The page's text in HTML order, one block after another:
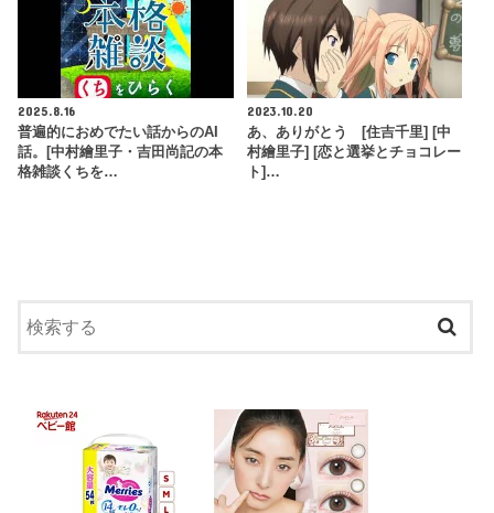
2025.8.16
普遍的におめでたい話からのAI
話。[中村繪里子・吉田尚記の本
格雑談くちを…
2023.10.20
あ、ありがとう [住吉千里] [中
村繪里子] [恋と選挙とチョコレー
ト]…